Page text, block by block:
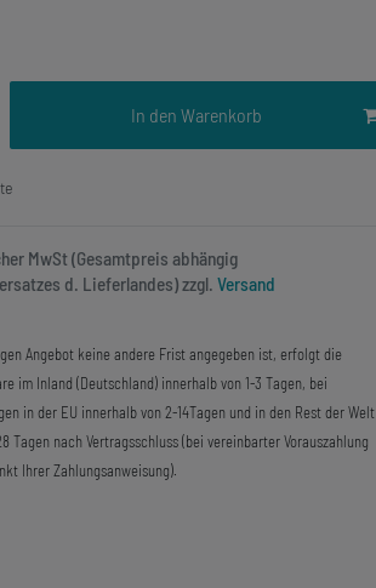
In den Warenkorb
MwSt (Gesamtpreis abhängig
d. Lieferlandes) zzgl. Versand
Angebot keine andere Frist angegeben ist, erfolgt die
im Inland (Deutschland) innerhalb von 1-3 Tagen, bei
in der EU innerhalb von 2-14Tagen und in den Rest der Welt
Tagen nach Vertragsschluss (bei vereinbarter Vorauszahlung
Ihrer Zahlungsanweisung).